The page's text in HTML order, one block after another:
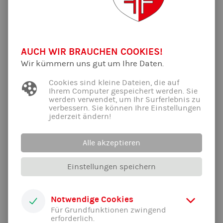
16:00 - 18:00 (ab Sept: 17:00 - 19:00)
voll
Jugend B
2008-09
Elisa / Eva
17:30 - 19:30 (ab Sept: 18:00 - 20:00)
Jugend A
2006-09
18:00 - 20:00
ab 2005
Trainingsgruppen Jungs
AUCH WIR BRAUCHEN COOKIES!
Wir kümmern uns gut um Ihre Daten.
Cookies sind kleine Dateien, die auf
Ihrem Computer gespeichert werden. Sie
werden verwendet, um Ihr Surferlebnis zu
verbessern. Sie können Ihre Einstellungen
jederzeit ändern!
Alle akzeptieren
Einstellungen speichern
Notwendige Cookies
Für Grundfunktionen zwingend
erforderlich.